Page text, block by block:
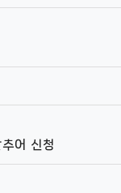
어 신청